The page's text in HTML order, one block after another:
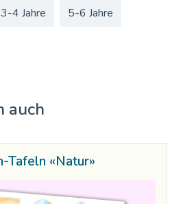
3-4 Jahre 5-6 Jahre
auch
Tafeln «Natur»